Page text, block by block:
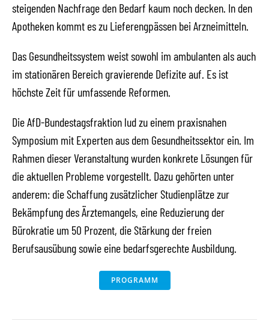
steigenden Nachfrage den Bedarf kaum noch decken. In den
Apotheken kommt es zu Lieferengpässen bei Arzneimitteln.
Das Gesundheitssystem weist sowohl im ambulanten als auch
im stationären Bereich gravierende Defizite auf. Es ist
höchste Zeit für umfassende Reformen.
Die AfD-Bundestagsfraktion lud zu einem praxisnahen
Symposium mit Experten aus dem Gesundheitssektor ein. Im
Rahmen dieser Veranstaltung wurden konkrete Lösungen für
die aktuellen Probleme vorgestellt. Dazu gehörten unter
anderem: die Schaffung zusätzlicher Studienplätze zur
Bekämpfung des Ärztemangels, eine Reduzierung der
Bürokratie um 50 Prozent, die Stärkung der freien
Berufsausübung sowie eine bedarfsgerechte Ausbildung.
PROGRAMM